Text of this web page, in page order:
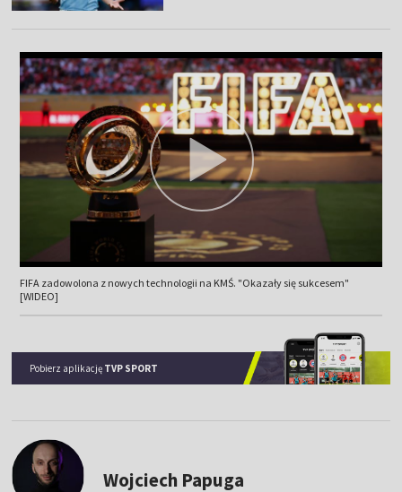
FIFA zadowolona z nowych technologii na KMŚ. "Okazały się sukcesem"
[WIDEO]
Pobierz aplikację TVP SPORT
Wojciech Papuga